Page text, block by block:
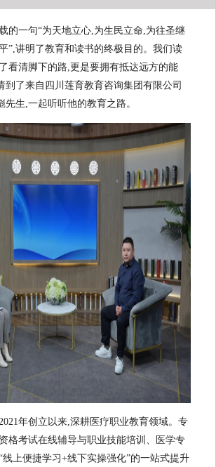
的一句“为天地立心,为生民立命,为往圣继
”,讲明了教育和读书的终极目的。我们读
看清脚下的路,更是要拥有抵达远方的能
到了来自四川莲育教育咨询集团有限公司
生,一起听听他的教育之路。
年创立以来,深耕医疗职业教育领域。专
格考试在线辅导与职业技能培训、医学专
线上便捷学习+线下实操强化”的一站式提升